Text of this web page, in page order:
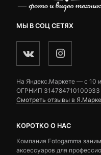
МЫ В СОЦ СЕТЯХ
На Яндекс.Маркете — c 10
ОГРНИП 314784710100933
Смотреть отзывы в
КОРОТКО О НАС
Компания Fotogamma
аксессуаров для